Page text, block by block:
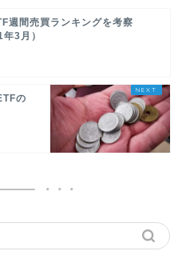
週間売買ランキングを考察
年3月）
の